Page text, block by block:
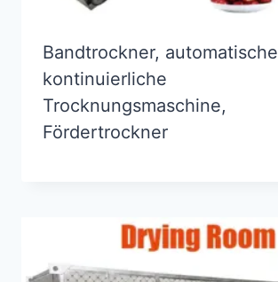
Bandtrockner, automatische
kontinuierliche
Trocknungsmaschine,
Fördertrockner